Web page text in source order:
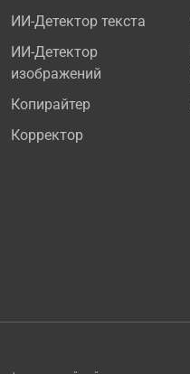
ИИ-Детектор текста
ИИ-Детектор
изображений
Копирайтер
Корректор